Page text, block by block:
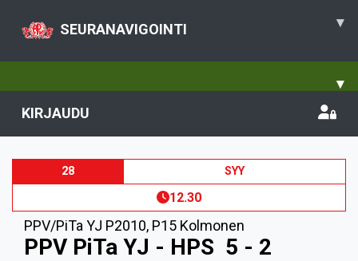
SEURANAVIGOINTI ▾
▾
KIRJAUDU
28 SYY
12.30
PPV/PiTa YJ P2010, P15 Kolmonen
PPV PiTa YJ - HPS 5 - 2